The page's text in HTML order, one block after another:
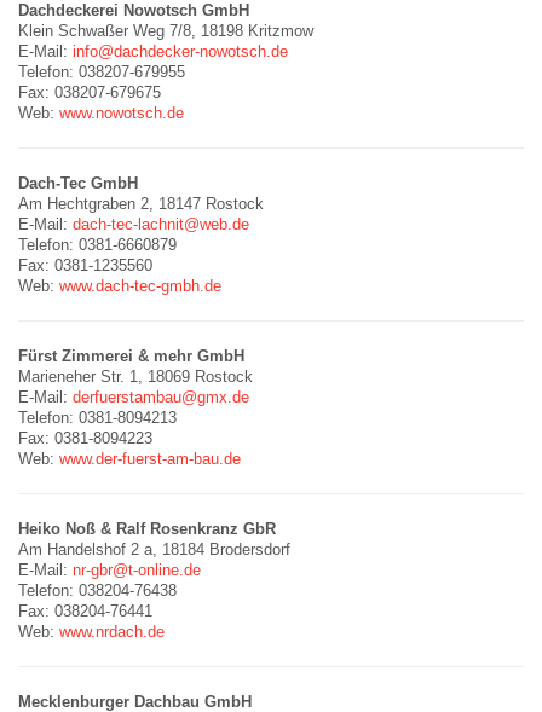
Dachdeckerei Nowotsch GmbH
Klein Schwaßer Weg 7/8, 18198 Kritzmow
E-Mail: info@dachdecker-nowotsch.de
Telefon: 038207-679955
Fax: 038207-679675
Web: www.nowotsch.de
Dach-Tec GmbH
Am Hechtgraben 2, 18147 Rostock
E-Mail: dach-tec-lachnit@web.de
Telefon: 0381-6660879
Fax: 0381-1235560
Web: www.dach-tec-gmbh.de
Fürst Zimmerei & mehr GmbH
Marieneher Str. 1, 18069 Rostock
E-Mail: derfuerstambau@gmx.de
Telefon: 0381-8094213
Fax: 0381-8094223
Web: www.der-fuerst-am-bau.de
Heiko Noß & Ralf Rosenkranz GbR
Am Handelshof 2 a, 18184 Brodersdorf
E-Mail: nr-gbr@t-online.de
Telefon: 038204-76438
Fax: 038204-76441
Web: www.nrdach.de
Mecklenburger Dachbau GmbH